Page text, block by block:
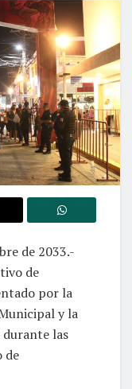
de 2033.-
de
por la
y la
las
de